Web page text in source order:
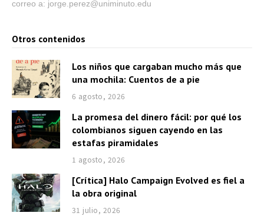
correo a: jorge.perez@uniminuto.edu
Otros contenidos
Los niños que cargaban mucho más que
una mochila: Cuentos de a pie
6 agosto, 2026
La promesa del dinero fácil: por qué los
colombianos siguen cayendo en las
estafas piramidales
1 agosto, 2026
[Crítica] Halo Campaign Evolved es fiel a
la obra original
31 julio, 2026